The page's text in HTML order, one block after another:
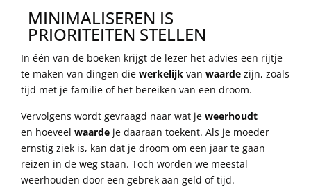
MINIMALISEREN IS
PRIORITEITEN STELLEN
In één van de boeken krijgt de lezer het advies een rijtje
te maken van dingen die werkelijk van waarde zijn, zoals
tijd met je familie of het bereiken van een droom.
Vervolgens wordt gevraagd naar wat je weerhoudt
en hoeveel waarde je daaraan toekent. Als je moeder
ernstig ziek is, kan dat je droom om een jaar te gaan
reizen in de weg staan. Toch worden we meestal
weerhouden door een gebrek aan geld of tijd.